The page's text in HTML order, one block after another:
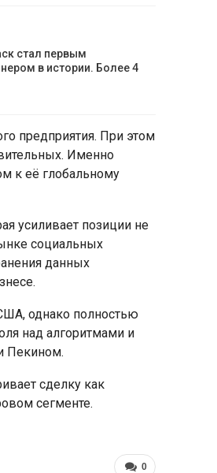
стал первым
в истории. Более 4
предприятия. При этом
Именно
к её глобальному
усиливает позиции не
социальных
данных
однако полностью
над алгоритмами и
Пекином.
сделку как
сегменте.
0